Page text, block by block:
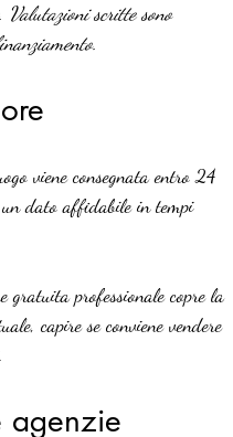
Valutazioni scritte sono
viene consegnata entro 24
un dato affidabile in tempi
gratuita professionale copre la
capire se conviene vendere
agenzie